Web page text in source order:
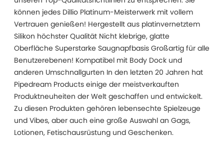
können jedes Dillio Platinum-Meisterwerk mit vollem
Vertrauen genießen! Hergestellt aus platinvernetztem
Silikon höchster Qualität Nicht klebrige, glatte
Oberfläche Superstarke Saugnapfbasis Großartig für alle
Benutzerebenen! Kompatibel mit Body Dock und
anderen Umschnallgurten In den letzten 20 Jahren hat
Pipedream Products einige der meistverkauften
Produktneuheiten der Welt geschaffen und entwickelt.
Zu diesen Produkten gehören lebensechte Spielzeuge
und Vibes, aber auch eine große Auswahl an Gags,
Lotionen, Fetischausrüstung und Geschenken.